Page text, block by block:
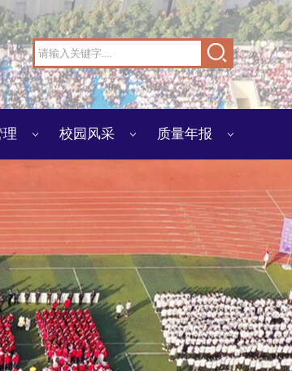
理 校园风采 质量年报